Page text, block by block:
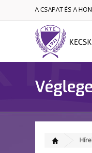
A CSAPAT ÉS A